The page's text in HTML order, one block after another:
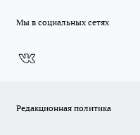
Мы в социальных сетях
Редакционная политика